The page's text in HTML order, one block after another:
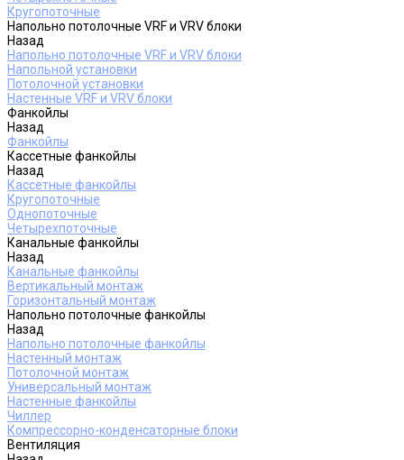
Кругопоточные
Напольно потолочные VRF и VRV блоки
Назад
Напольно потолочные VRF и VRV блоки
Напольной установки
Потолочной установки
Настенные VRF и VRV блоки
Фанкойлы
Назад
Фанкойлы
Кассетные фанкойлы
Назад
Кассетные фанкойлы
Кругопоточные
Однопоточные
Четырехпоточные
Канальные фанкойлы
Назад
Канальные фанкойлы
Вертикальный монтаж
Горизонтальный монтаж
Напольно потолочные фанкойлы
Назад
Напольно потолочные фанкойлы
Настенный монтаж
Потолочной монтаж
Универсальный монтаж
Настенные фанкойлы
Чиллер
Компрессорно-конденсаторные блоки
Вентиляция